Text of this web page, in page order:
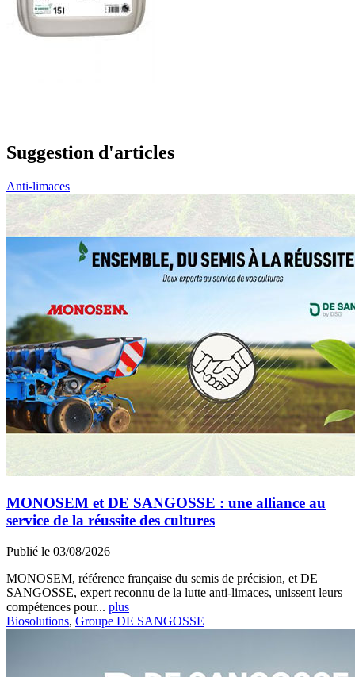
Suggestion d'articles
Anti-limaces
MONOSEM et DE SANGOSSE : une alliance au
service de la réussite des cultures
Publié le 03/08/2026
MONOSEM, référence française du semis de précision, et DE
SANGOSSE, expert reconnu de la lutte anti-limaces, unissent leurs
compétences pour... plus
Biosolutions, Groupe DE SANGOSSE